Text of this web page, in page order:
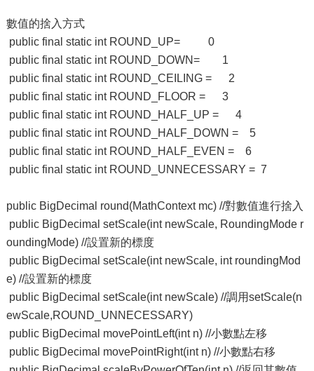
數值的捨入方式
public final static int ROUND_UP= 0
public final static int ROUND_DOWN= 1
public final static int ROUND_CEILING = 2
public final static int ROUND_FLOOR = 3
public final static int ROUND_HALF_UP = 4
public final static int ROUND_HALF_DOWN = 5
public final static int ROUND_HALF_EVEN = 6
public final static int ROUND_UNNECESSARY = 7
public BigDecimal round(MathContext mc) //對數值進行捨入
public BigDecimal setScale(int newScale, RoundingMode r
oundingMode) //設置新的標度
public BigDecimal setScale(int newScale, int roundingMod
e) //設置新的標度
public BigDecimal setScale(int newScale) //調用setScale(n
ewScale,ROUND_UNNECESSARY)
public BigDecimal movePointLeft(int n) //小數點左移
public BigDecimal movePointRight(int n) //小數點右移